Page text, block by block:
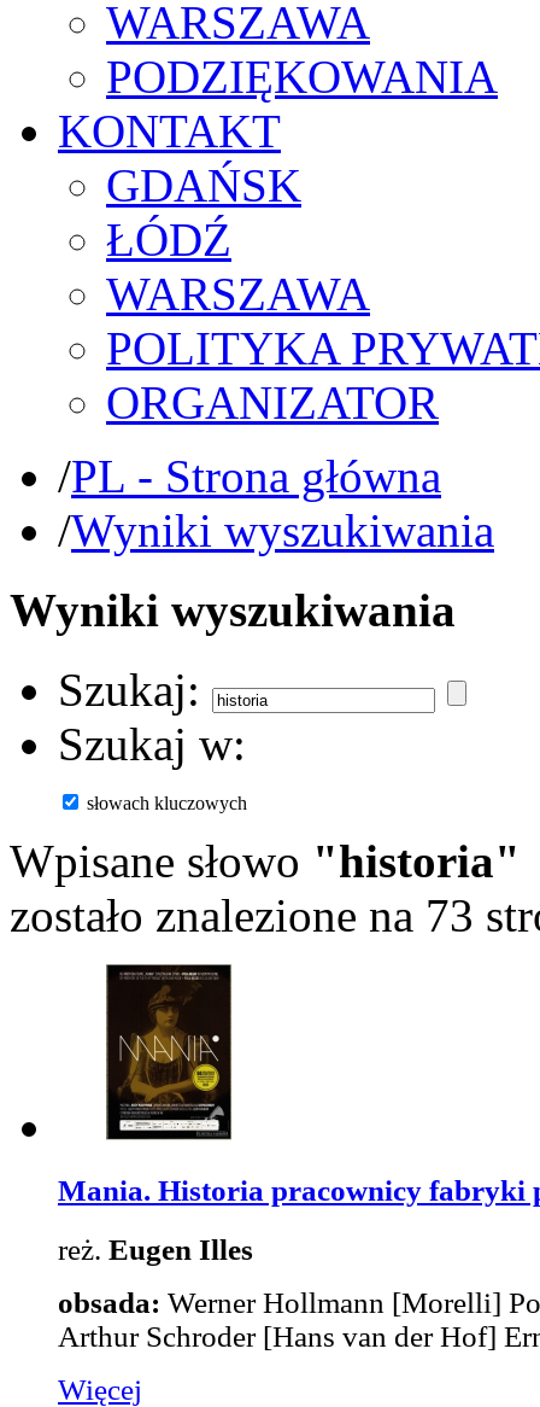
WARSZAWA
PODZIĘKOWANIA
KONTAKT
GDAŃSK
ŁÓDŹ
WARSZAWA
POLITYKA
ORGANIZATOR
/PL - Strona główna
/Wyniki wyszukiwania
Wyniki wyszukiwania
Szukaj:
Szukaj w:
słowach kluczowych
Wpisane słowo "historia"
zostało znalezione na 73
Mania. Historia pracownicy fabryki
reż. Eugen Illes
obsada: Werner Hollmann [Morelli]
Arthur Schroder [Hans van der Hof]
Więcej